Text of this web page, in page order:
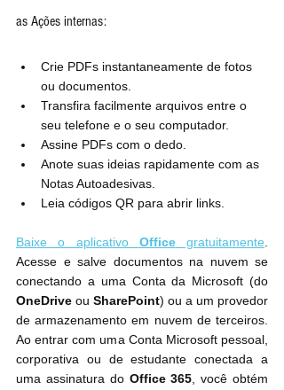
as Ações internas:
Crie PDFs instantaneamente de fotos
ou documentos.
Transfira facilmente arquivos entre o
seu telefone e o seu computador.
Assine PDFs com o dedo.
Anote suas ideias rapidamente com as
Notas Autoadesivas.
Leia códigos QR para abrir links.
Baixe o aplicativo Office gratuitamente
Acesse e salve documentos na nuvem se
OneDrive ou SharePoint) ou a um provedor
de armazenamento em nuvem de terceiros.
Ao entrar com uma Conta Microsoft pessoal,
corporativa ou de estudante conectada a
uma assinatura do Office 365 , você obtém